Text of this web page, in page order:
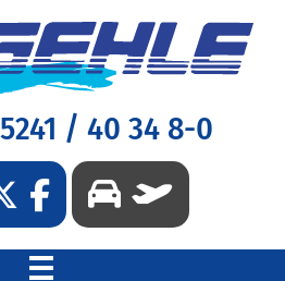
/ 40 34 8-0